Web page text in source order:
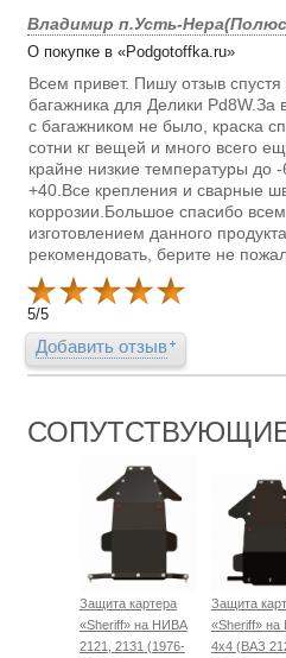
Владимир п.Усть-
О покупке в «Podgotoffka.ru»
Всем привет. Пишу отзыв спустя
багажника для Делики Pd8W.За
с багажником не было, краска
сотни кг вещей и много всего
крайне низкие температуры до
+40.Все крепления и сварные
коррозии.Большое спасибо
изготовлением данного
рекомендовать, берите не
5/5
Добавить отзыв
Защита картера
«Sheriff» на НИВА
2121, 2131 (1976-
Защита
«Sheriff»
4x4 (ВАЗ